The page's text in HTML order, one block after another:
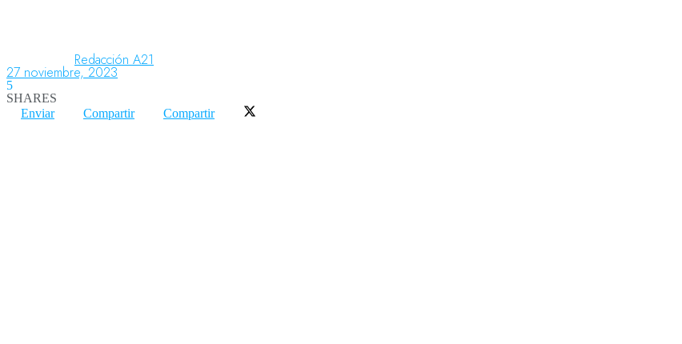
Aeronáutica
Aeropuertos
Redacción A21
27 noviembre, 2023
5
SHARES
Enviar
Compartir Compartir